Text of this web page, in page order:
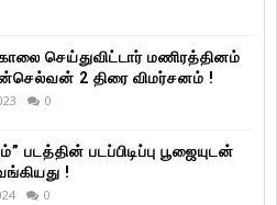
செய்துவிட்டார் மணிரத்தினம்
2 திரை விமர்சனம் !
0
படத்தின் படப்பிடிப்பு பூஜையுடன்
!
0